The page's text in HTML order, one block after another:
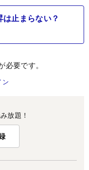
止まらない？
要です。
ン
放題！